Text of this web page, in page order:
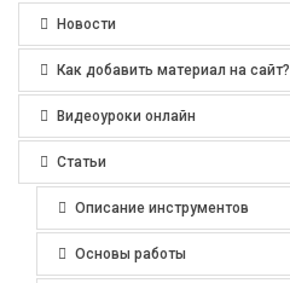
Новости
Как добавить материал на сайт?
Видеоуроки онлайн
Статьи
Описание инструментов
Основы работы